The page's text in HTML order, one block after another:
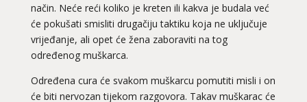
način. Neće reći koliko je kreten ili kakva je budala već
će pokušati smisliti drugačiju taktiku koja ne uključuje
vrijeđanje, ali opet će žena zaboraviti na tog
određenog muškarca.
Određena cura će svakom muškarcu pomutiti misli i on
će biti nervozan tijekom razgovora. Takav muškarac će